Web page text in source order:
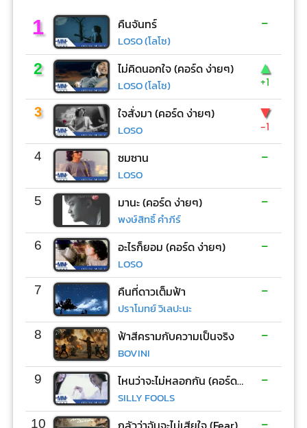
1 คืนจันทร์
LOSO (โลโซ)
-
2 ไม่คิดนอกใจ (คอร์ด ง่ายๆ)
LOSO (โลโซ)
▲
+1
3 ใจสั่งมา (คอร์ด ง่ายๆ)
LOSO
▼
-1
4 ซมซาน
LOSO
-
5 มานะ (คอร์ด ง่ายๆ)
พงษ์สิทธิ์ คำภีร์
-
6 อะไรก็ยอม (คอร์ด ง่ายๆ)
LOSO
-
7 คืนที่ดาวเต็มฟ้า
ปราโมทย์ วิเลปะนะ
-
8 ฟ้าสีครามกับความเป็นจริง
BOVINI
-
9 ไหนว่าจะไม่หลอกกัน (คอร์ด ง่ายๆ)
SILLY FOOLS
-
10